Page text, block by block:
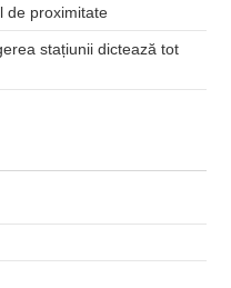
de proximitate
stațiunii dictează tot